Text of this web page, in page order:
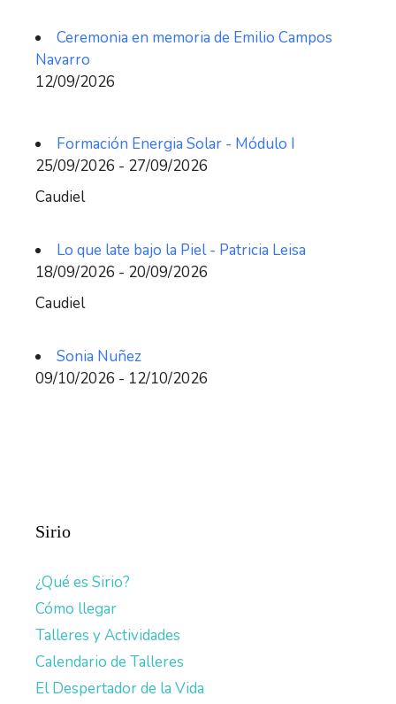
Ceremonia en memoria de Emilio Campos
Navarro
12/09/2026
Formación Energia Solar - Módulo I
25/09/2026 - 27/09/2026
Caudiel
Lo que late bajo la Piel - Patricia Leisa
18/09/2026 - 20/09/2026
Caudiel
Sonia Nuñez
09/10/2026 - 12/10/2026
Sirio
¿Qué es Sirio?
Cómo llegar
Talleres y Actividades
Calendario de Talleres
El Despertador de la Vida